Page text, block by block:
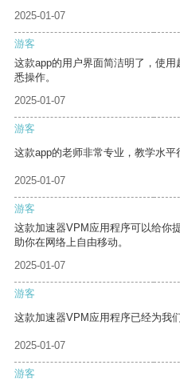
2025-01-07
游客
这款app的用户界面简洁明了，使
悉操作。
2025-01-07
游客
这款app的老师非常专业，教学水平
2025-01-07
游客
这款加速器VPM应用程序可以给你
助你在网络上自由移动。
2025-01-07
游客
这款加速器VPM应用程序已经为我
2025-01-07
游客